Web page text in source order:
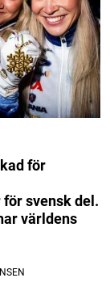
för
svensk del.
världens